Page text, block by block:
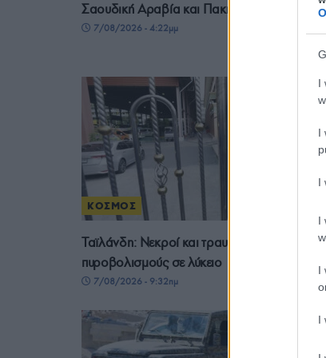
I
I
I
I
I
I
Σαουδική Αραβία και Πακιστάν
7/08/2026 - 4:22μμ
ΚΟΣΜΟΣ
Ταϊλάνδη: Νεκροί και τραυματίες από
πυροβολισμούς σε λύκειο
7/08/2026 - 9:32πμ